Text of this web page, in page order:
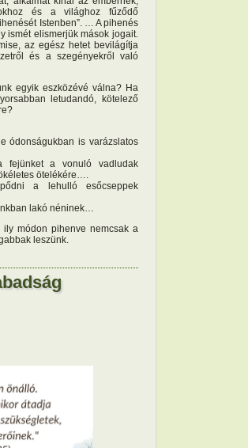
és a világhoz fűződő
Istenben”. … A pihenés
ismét elismerjük mások jogait.
az egész hetet bevilágítja
és a szegényekről való
egyik eszközévé válna? Ha
letudandó, kötelező
ódonságukban is varázslatos
fejünket a vonuló vadludak
ötelékére….
a lehulló esőcseppek
lakó néninek…
módon pihenve nemcsak a
leszünk.